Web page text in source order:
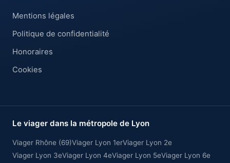
Mentions légales
Politique de confidentialité
Honoraires
Cookies
Le viager dans la métropole de Lyon
Viager Rhône (69)Viager Lyon 1erViager Lyon 2e
Viager Lyon 3eViager Lyon 4eViager Lyon 5eViager Lyon 6e